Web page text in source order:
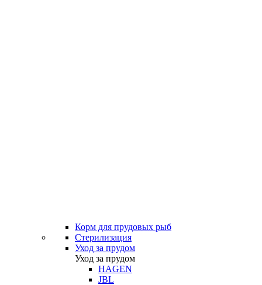
Корм для прудовых рыб
Стерилизация
Уход за прудом
Уход за прудом
HAGEN
JBL